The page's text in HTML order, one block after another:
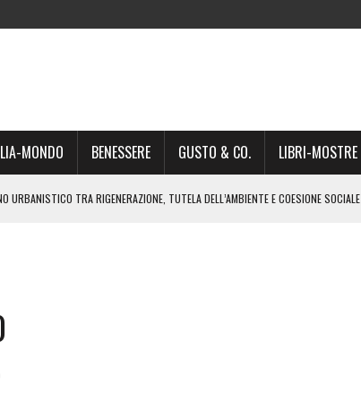
MONDO BENESSERE GUSTO & CO. LIBRI-MOSTRE
URBANISTICO TRA RIGENERAZIONE, TUTELA DELL’AMBIENTE E COESIONE SOCIALE
GIONCHETTI SOMMELIER DEL CALABRESE “QAFIZ”
L’ORIGINE, IL RITORNO. L’OPERA DI KIROLES BOSHRA È VITA VERA
PRIMA PARTE DI STAGIONE TEATRALE CON CLAUDIO MORICI SABATO 20
A GIACOMO MATTEOTTI: “VITTIMA DELLA FURIA FASCISTA”